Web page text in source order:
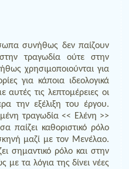
συνήθως δεν παίζουν
τραγωδία ούτε στην
χρησιμοποιούνται για
για κάποια ιδεολογικά
αυτές τις λεπτομέρειες οι
την εξέλιξη του έργου.
τραγωδία << Ελένη >>
παίζει καθοριστικό ρόλο
μαζί με τον Μενέλαο.
σημαντικό ρόλο και στην
με τα λόγια της δίνει νέες